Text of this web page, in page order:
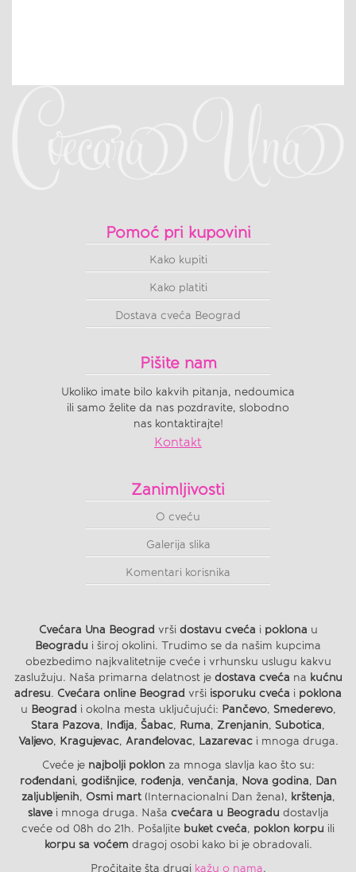
Pomoć pri kupovini
Kako kupiti
Kako platiti
Dostava cveća Beograd
Pišite nam
Ukoliko imate bilo kakvih pitanja, nedoumica
ili samo želite da nas pozdravite, slobodno
nas kontaktirajte!
Kontakt
Zanimljivosti
O cveću
Galerija slika
Komentari korisnika
Cvećara Una Beogradvrši dostavu cveća i poklona u
Beogradu i široj okolini. Trudimo se da našim kupcima
obezbedimo najkvalitetnije cveće i vrhunsku uslugu kakvu
zaslužuju. Naša primarna delatnost je dostava cveća na kućnu
adresu. Cvećara online Beograd vrši isporuku cveća i poklona
u Beogradi okolna mesta uključujući: Pančevo, Smederevo,
Stara Pazova, Inđija, Šabac, Ruma, Zrenjanin, Subotica,
Valjevo, Kragujevac, Aranđelovac, Lazarevaci mnoga druga.
Cveće je najbolji poklonza mnoga slavlja kao što su:
rođendani, godišnjice, rođenja, venčanja, Nova godina, Dan
zaljubljenih, Osmi mart(Internacionalni Dan žena), krštenja,
slavei mnoga druga. Naša cvećara u Beogradudostavlja
cveće od 08h do 21h. Pošaljite buket cveća, poklon korpu ili
korpu sa voćemdragoj osobi kako bi je obradovali.
Pročitajte šta drugi kažu o nama.